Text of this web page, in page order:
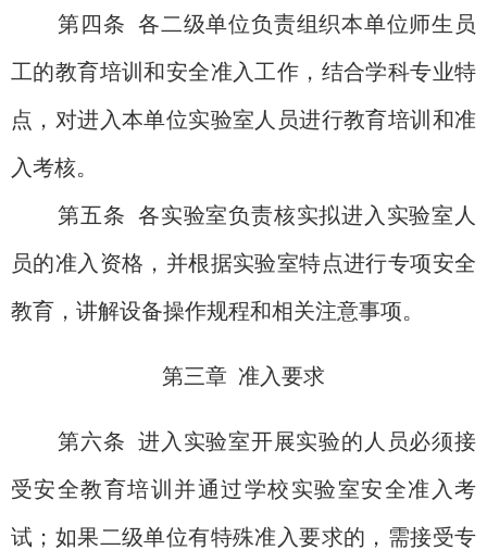
第四条 各二级单位负责组织本单位师生员
工的教育培训和安全准入工作，结合学科专业特
点，对进入本单位实验室人员进行教育培训和准
入考核。
第五条 各实验室负责核实拟进入实验室人
员的准入资格，并根据实验室特点进行专项安全
教育，讲解设备操作规程和相关注意事项。
第三章 准入要求
第六条 进入实验室开展实验的人员必须接
受安全教育培训并通过学校实验室安全准入考
试；如果二级单位有特殊准入要求的，需接受专